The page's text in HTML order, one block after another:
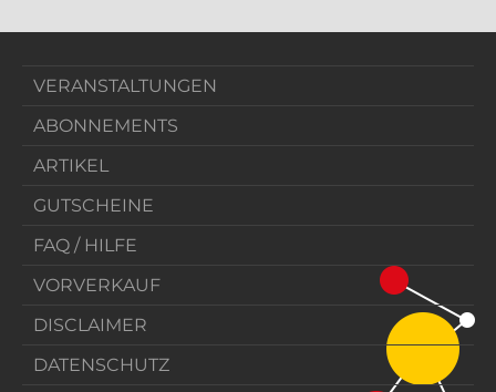
VERANSTALTUNGEN
ABONNEMENTS
ARTIKEL
GUTSCHEINE
FAQ / HILFE
VORVERKAUF
DISCLAIMER
DATENSCHUTZ